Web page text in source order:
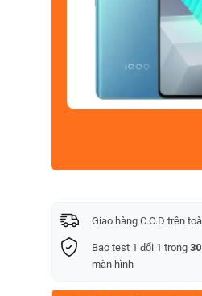
Giao hàng C.O.D trên
Bao test 1 đổi 1 trong
màn hình